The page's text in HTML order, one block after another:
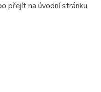
přejít na úvodní stránku.